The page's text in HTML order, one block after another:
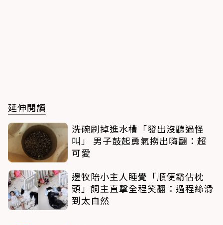
延伸閱讀
洗碗刷掉進水槽「發出沒聽過怪
叫」 男子鼓起勇氣撈出嗨翻：超
可愛
邊牧陪小主人睡覺「順便霸佔枕
頭」飼主直擊全程笑翻：過程絲滑
到太自然